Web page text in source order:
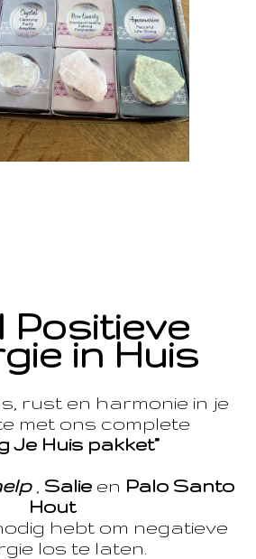
Positieve
in Huis
rust en harmonie in je
met ons complete
Je Huis pakket”
, Salie en Palo Santo
Hout
hebt om negatieve
los te laten.